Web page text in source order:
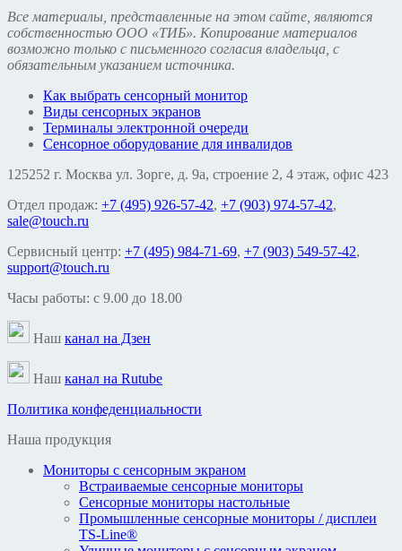
Все материалы, представленные на этом сайте, являются
собственностью ООО «ТИБ». Копирование материалов
возможно только с письменного согласия владельца, с
обязательным указанием источника.
Как выбрать сенсорный монитор
Виды сенсорных экранов
Терминалы электронной очереди
Сенсорное оборудование для инвалидов
125252 г. Москва ул. Зорге, д. 9а, строение 2, 4 этаж, офис 423
Отдел продаж: +7 (495) 926-57-42, +7 (903) 974-57-42,
sale@touch.ru
Сервисный центр: +7 (495) 984-71-69, +7 (903) 549-57-42,
support@touch.ru
Часы работы: c 9.00 до 18.00
Наш канал на Дзен
Наш канал на Rutube
Политика конфеденциальности
Наша продукция
Мониторы с сенсорным экраном
Встраиваемые сенсорные мониторы
Сенсорные мониторы настольные
Промышленные сенсорные мониторы / дисплеи
TS-Line®